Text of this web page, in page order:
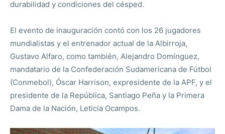
durabilidad y condiciones del césped.
El evento de inauguración contó con los 26 jugadores
mundialistas y el entrenador actual de la Albirroja,
Gustavo Alfaro, como también, Alejandro Domínguez,
mandatario de la Confederación Sudamericana de Fútbol
(Conmebol), Óscar Harrison, expresidente de la APF, y el
presidente de la República, Santiago Peña y la Primera
Dama de la Nación, Leticia Ocampos.